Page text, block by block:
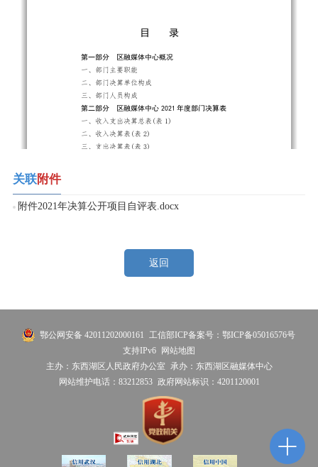
关联附件
附件2021年决算公开项目自评表.docx
返回
鄂公网安备 42011202000161
工信部ICP备案号：鄂ICP备05016576号
支持IPv6 网站地图
主办：东西湖区人民政府办公室
承办：东西湖区融媒体中心
网站维护电话：83212853 政府网站标识：4201120001